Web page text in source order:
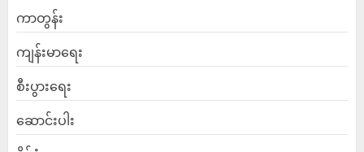
ကာတွန်း
ကျန်းမာရေး
စီးပွားရေး
ဆောင်းပါး